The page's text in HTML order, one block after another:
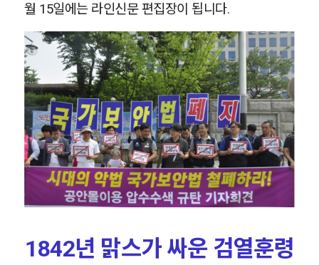
월 15일에는 라인신문 편집장이 됩니다.
1842년 맑스가 싸운 검열훈령